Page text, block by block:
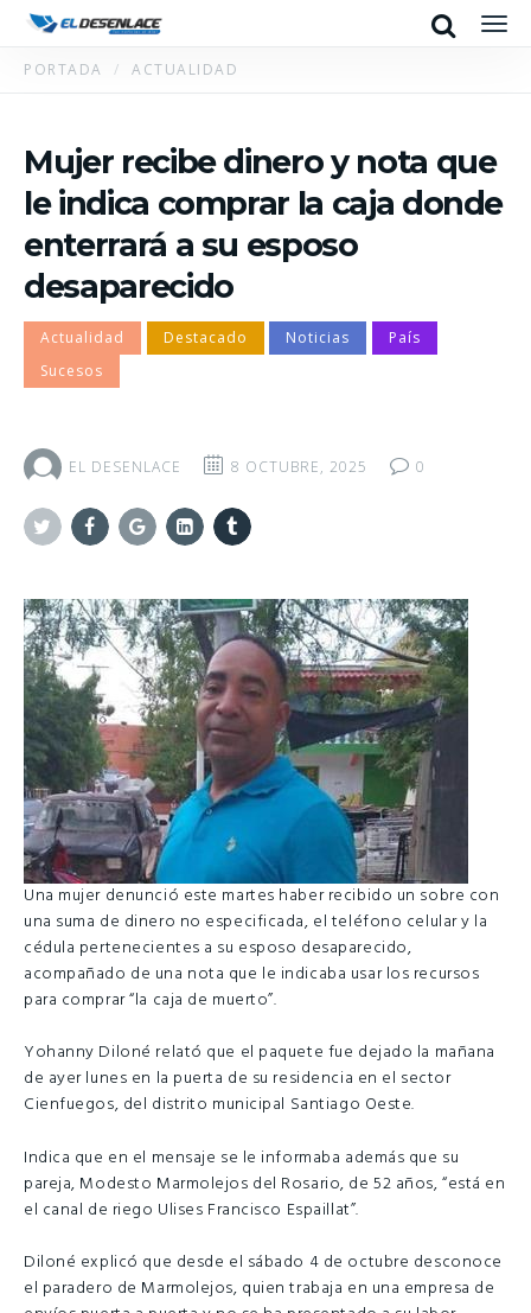
Search
PORTADA ACTUALIDAD
Mujer recibe dinero y nota que
le indica comprar la caja donde
enterrará a su esposo
desaparecido
Actualidad Destacado Noticias
País
Sucesos
EL DESENLACE 8 OCTUBRE, 2025 0
Una mujer denunció este martes haber recibido un sobre con
una suma de dinero no especificada, el teléfono celular y la
cédula pertenecientes a su esposo desaparecido,
acompañado de una nota que le indicaba usar los recursos
para comprar “la caja de muerto”.
Yohanny Diloné relató que el paquete fue dejado la mañana
de ayer lunes en la puerta de su residencia en el sector
Cienfuegos, del distrito municipal Santiago Oeste.
Indica que en el mensaje se le informaba además que su
pareja, Modesto Marmolejos del Rosario, de 52 años, “está en
el canal de riego Ulises Francisco Espaillat”.
Diloné explicó que desde el sábado 4 de octubre desconoce
el paradero de Marmolejos, quien trabaja en una empresa de